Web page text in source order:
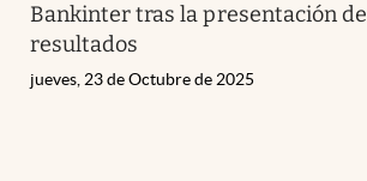
Bankinter tras la presentación de
resultados
jueves, 23 de Octubre de 2025